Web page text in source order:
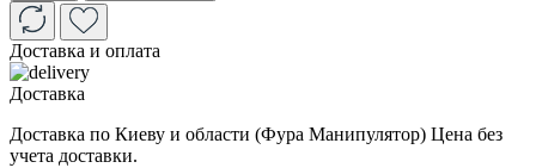
Доставка и оплата
Доставка
Доставка по Киеву и области (Фура Манипулятор) Цена без
учета доставки.